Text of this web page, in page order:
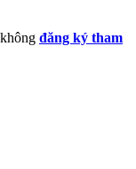
đăng ký tham